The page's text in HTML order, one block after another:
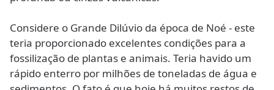
Considere o Grande Dilúvio da época de Noé - este
teria proporcionado excelentes condições para a
fossilização de plantas e animais. Teria havido um
rápido enterro por milhões de toneladas de água e